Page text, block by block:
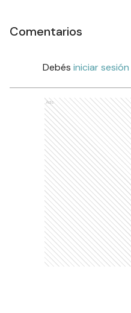
Comentarios
Debés iniciar sesión
Ads